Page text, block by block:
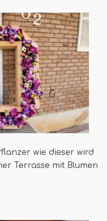
wie dieser wird
Terrasse mit Blumen